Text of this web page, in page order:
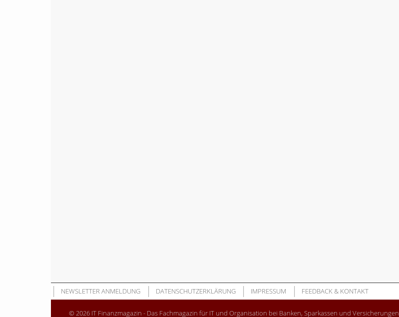
NEWSLETTER ANMELDUNG DATENSCHUTZERKLÄRUNG IMPRESSUM FEEDBACK & KONTAKT
© 2026 IT Finanzmagazin - Das Fachmagazin für IT und Organisation bei Banken, Sparkassen und Versicherungen